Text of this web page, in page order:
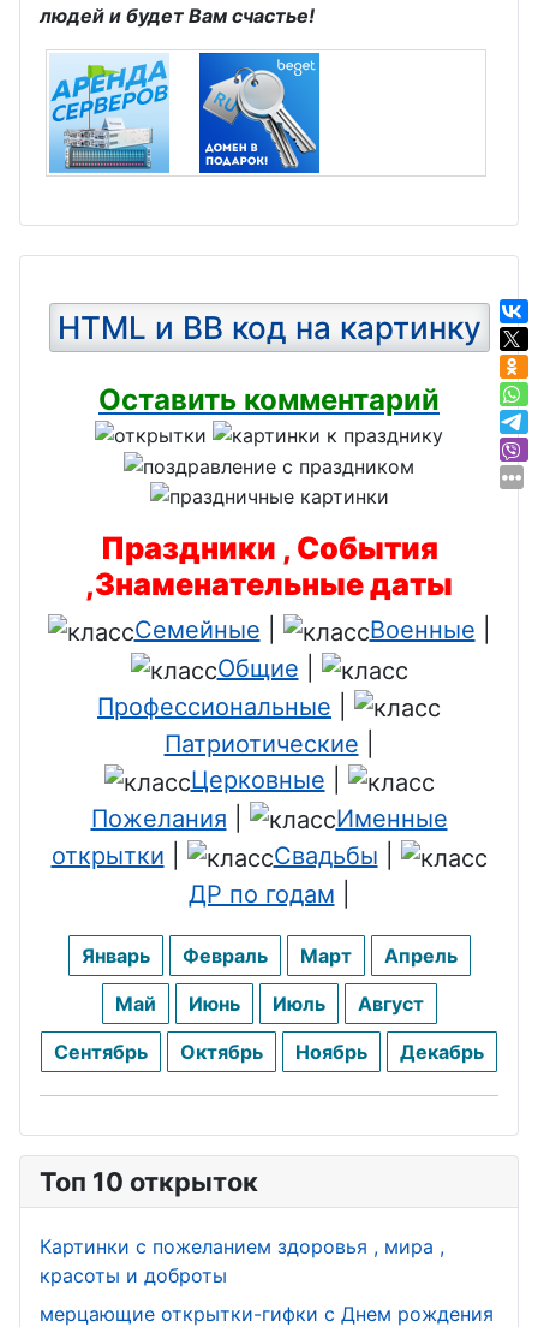
людей и будет Вам счастье!
HTML и BB код на картинку
Оставить комментарий
Праздники , События
,Знаменательные даты
Семейные Военные
Общие
Профессиональные
Патриотические
Церковные
Пожелания
Именные
открытки
Свадьбы
ДР по годам
Январь Февраль Март
Апрель
Май
Июнь Июль
Август
Сентябрь
Октябрь Ноябрь Декабрь
Топ 10 открыток
Картинки с пожеланием здоровья , мира ,
красоты и доброты
мерцающие открытки-гифки с Днем рождения